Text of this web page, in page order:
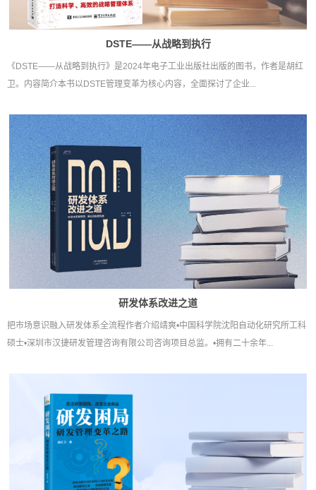
DSTE——从战略到执行
《DSTE——从战略到执行》是2024年电子工业出版社出版的图书，作者是胡红
卫。内容简介本书以DSTE管理变革为核心内容，全面探讨了企业...
研发体系改进之道
把市场意识融入研发体系全流程作者介绍靖爽•中国科学院沈阳自动化研究所工科
硕士•深圳市汉捷研发管理咨询有限公司咨询项目总监。•拥有二十余年...